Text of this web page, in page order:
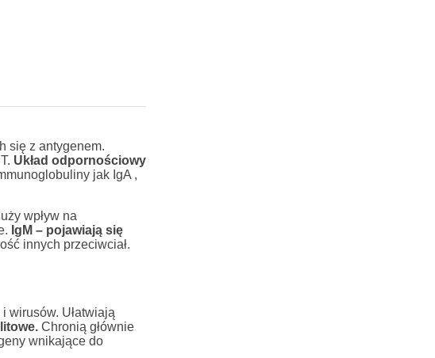
się z antygenem.
Układ odpornościowy
jak IgA ,
wpływ na
IgM – pojawiają się
innych przeciwciał.
wirusów. Ułatwiają
Chronią głównie
wnikające do